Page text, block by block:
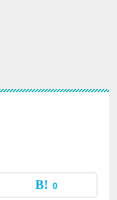
0